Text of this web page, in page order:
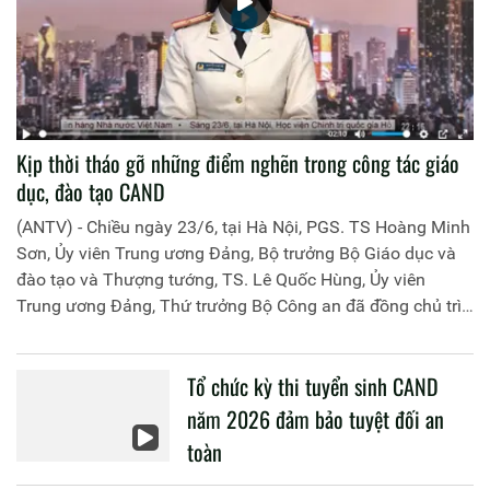
Kịp thời tháo gỡ những điểm nghẽn trong công tác giáo
dục, đào tạo CAND
(ANTV) - Chiều ngày 23/6, tại Hà Nội, PGS. TS Hoàng Minh
Sơn, Ủy viên Trung ương Đảng, Bộ trưởng Bộ Giáo dục và
đào tạo và Thượng tướng, TS. Lê Quốc Hùng, Ủy viên
Trung ương Đảng, Thứ trưởng Bộ Công an đã đồng chủ trì
liên quan đến công tác giáo dục và đào tạo của lực lượng
Tổ chức kỳ thi tuyển sinh CAND
năm 2026 đảm bảo tuyệt đối an
toàn